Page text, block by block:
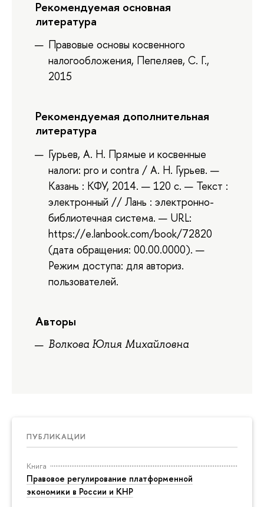
ПУБЛИКАЦИИ
Книга
Правовое регулирование платформенной
экономики в России и КНР
Рекомендуемая основная
литература
Правовые основы косвенного
налогообложения, Пепеляев, С. Г.,
2015
Рекомендуемая дополнительная
литература
Гурьев, А. Н. Прямые и косвенные
налоги: pro и contra / А. Н. Гурьев. —
Казань : КФУ, 2014. — 120 с. — Текст :
электронный // Лань : электронно-
библиотечная система. — URL:
https://e.lanbook.com/book/72820
(дата обращения: 00.00.0000). —
Режим доступа: для авториз.
пользователей.
Авторы
Волкова Юлия Михайловна